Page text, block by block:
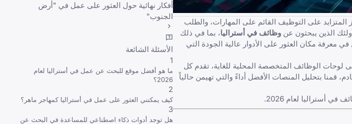
والتركيز المتزايد على التوظيف القائم على المهارات، والطلب
الذين يبحثون عن وظائف في أستراليا، بما في ذلك
مكان العثور على الأدوار عالية الجودة التي
لوحات الوظائف المتخصصة المحلية للغاية، تقدم كل
بتحليل المنصات الأفضل أداءً والتي تهيمن حالياً
أفكار نهائية حول العثور على عمل في "أرض
الجنوب"
الأسئلة الشائعة
1
ما هو أفضل موقع للبحث عن عمل في أستراليا لعام
2026؟
2
كيف يمكنني العثور على عمل في أستراليا كمهاجر ماهر؟
3
هل توجد أدوات ذكاء اصطناعي للمساعدة في البحث عن